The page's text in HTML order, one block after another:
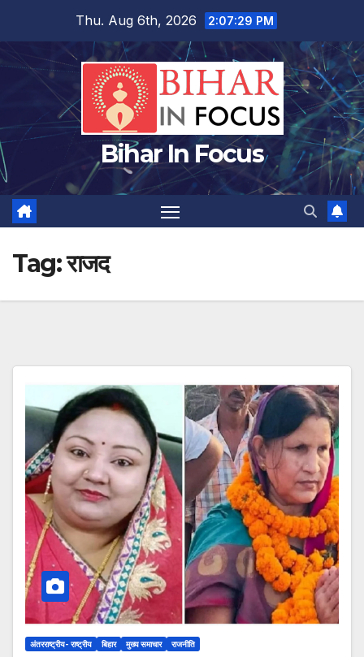
content
Thu. Aug 6th, 2026 2:07:30 PM
Bihar In Focus
Tag:राजद
अंतरराष्ट्रीय- राष्ट्रीय बिहार मुख्य समाचार राजनीति